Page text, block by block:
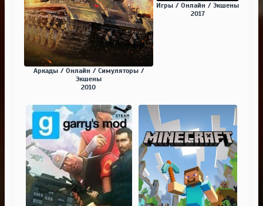
Аркады / Онлайн / Симуляторы /
Экшены
2010
Игры / Онлайн / Экшены
2017